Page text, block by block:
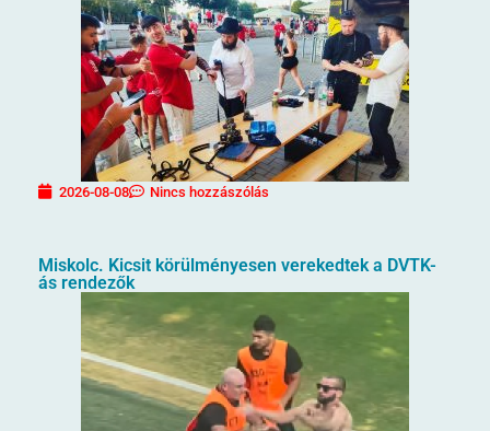
2026-08-08 Nincs hozzászólás
Miskolc. Kicsit körülményesen verekedtek a DVTK-
ás rendezők